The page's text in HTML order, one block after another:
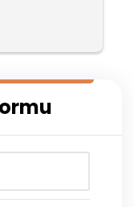
ayrıca su